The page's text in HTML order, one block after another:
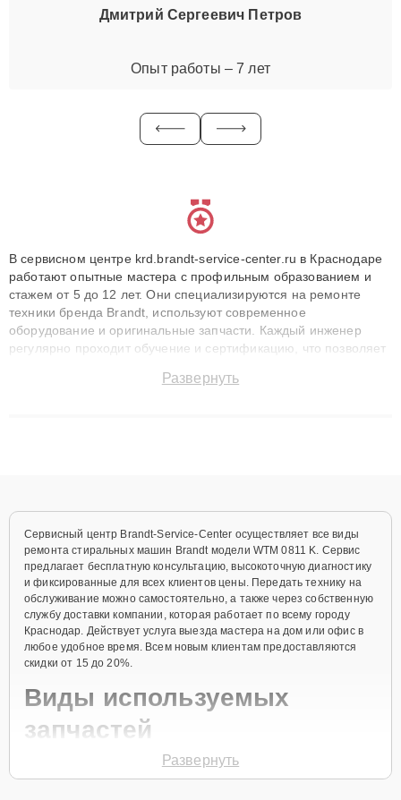
Дмитрий Сергеевич Петров
Опыт работы – 7 лет
В сервисном центре krd.brandt-service-center.ru в Краснодаре
работают опытные мастера с профильным образованием и
стажем от 5 до 12 лет. Они специализируются на ремонте
техники бренда Brandt, используют современное
оборудование и оригинальные запчасти. Каждый инженер
регулярно проходит обучение и сертификацию, что позволяет
технику с сохранением гарантии до 3 лет. Наши мастера
Развернуть
Сервисный центр Brandt-Service-Center осуществляет все виды
ремонта стиральных машин Brandt модели WTM 0811 K. Сервис
предлагает бесплатную консультацию, высокоточную диагностику
и фиксированные для всех клиентов цены. Передать технику на
обслуживание можно самостоятельно, а также через собственную
службу доставки компании, которая работает по всему городу
Краснодар. Действует услуга выезда мастера на дом или офис в
любое удобное время. Всем новым клиентам предоставляются
скидки от 15 до 20%.
Виды используемых
запчастей
Для ремонта стиральной машины модели WTM 0811 K
Развернуть